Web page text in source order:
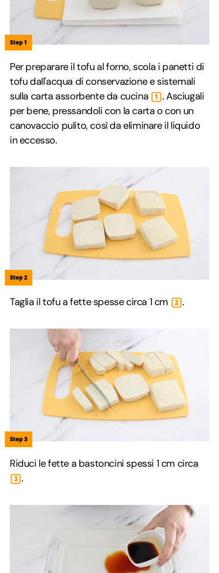
Step 1
Per preparare il tofu al forno, scola i panetti di
tofu dall'acqua di conservazione e sistemali
sulla carta assorbente da cucina
1
. Asciugali
per bene, pressandoli con la carta o con un
canovaccio pulito, così da eliminare il liquido
in eccesso.
Step 2
Taglia il tofu a fette spesse circa 1 cm 2 .
Step 3
Riduci le fette a bastoncini spessi 1 cm circa
3 .